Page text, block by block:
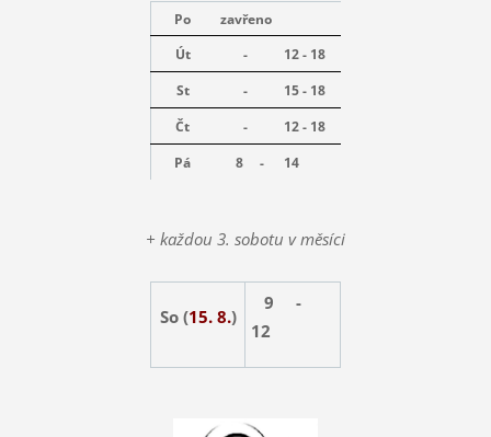
Po
zavřeno
Út
-
12 - 18
St
-
15 - 18
Čt
-
12 - 18
Pá
8 - 14
+ každou 3. sobotu v měsíci
So (15. 8.)
9 -
12